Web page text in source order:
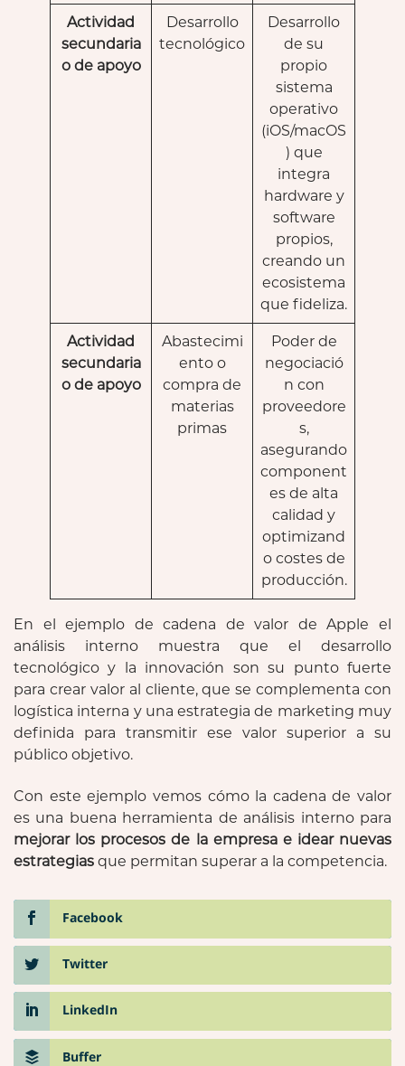
Actividad
secundaria
o de apoyo
Desarrollo
tecnológico
Desarrollo
de su
propio
sistema
operativo
(iOS/macOS
) que
integra
hardware y
software
propios,
creando un
ecosistema
que fideliza.
Actividad
secundaria
o de apoyo
Abastecimi
ento o
compra de
materias
primas
Poder de
negociació
n con
proveedore
s,
asegurando
component
es de alta
calidad y
optimizand
o costes de
producción.
En el ejemplo de cadena de valor de Apple el
análisis interno muestra que el desarrollo
tecnológico y la innovación son su punto fuerte
para crear valor al cliente, que se complementa con
logística interna y una estrategia de marketing muy
definida para transmitir ese valor superior a su
público objetivo.
Con este ejemplo vemos cómo la cadena de valor
es una buena herramienta de análisis interno para
mejorar los procesos de la empresa e idear nuevas
estrategias que permitan superar a la competencia.
Facebook
Twitter
LinkedIn
Buffer